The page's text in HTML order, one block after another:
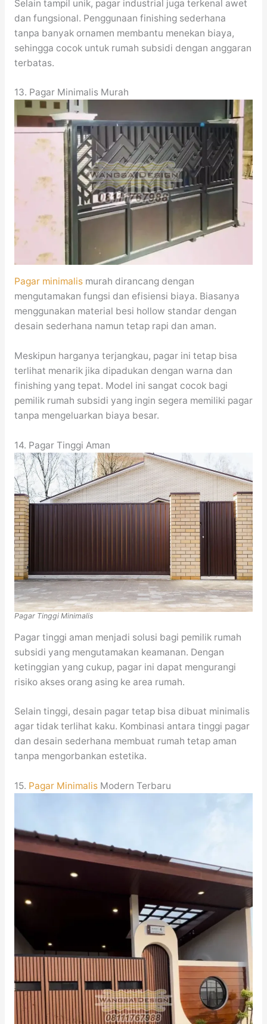
Selain tampil unik, pagar industrial juga terkenal awet
dan fungsional. Penggunaan finishing sederhana
tanpa banyak ornamen membantu menekan biaya,
sehingga cocok untuk rumah subsidi dengan anggaran
terbatas.
13. Pagar Minimalis Murah
Pagar minimalis murah dirancang dengan
mengutamakan fungsi dan efisiensi biaya. Biasanya
menggunakan material besi hollow standar dengan
desain sederhana namun tetap rapi dan aman.
Meskipun harganya terjangkau, pagar ini tetap bisa
terlihat menarik jika dipadukan dengan warna dan
finishing yang tepat. Model ini sangat cocok bagi
pemilik rumah subsidi yang ingin segera memiliki pagar
tanpa mengeluarkan biaya besar.
14. Pagar Tinggi Aman
Pagar Tinggi Minimalis
Pagar tinggi aman menjadi solusi bagi pemilik rumah
subsidi yang mengutamakan keamanan. Dengan
ketinggian yang cukup, pagar ini dapat mengurangi
risiko akses orang asing ke area rumah.
Selain tinggi, desain pagar tetap bisa dibuat minimalis
agar tidak terlihat kaku. Kombinasi antara tinggi pagar
dan desain sederhana membuat rumah tetap aman
tanpa mengorbankan estetika.
15. Pagar MinimalisModern Terbaru